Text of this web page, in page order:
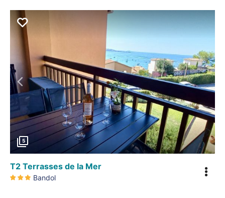
Précédent
5
T2 Terrasses de la Mer
Bandol